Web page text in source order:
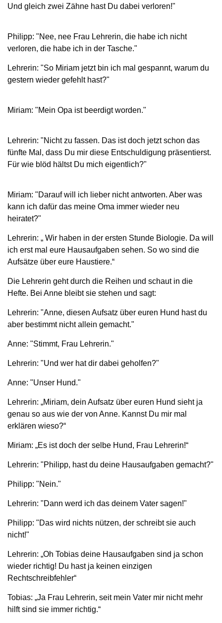
Und gleich zwei Zähne hast Du dabei verloren!"
Philipp: "Nee, nee Frau Lehrerin, die habe ich nicht
verloren, die habe ich in der Tasche."
Lehrerin: "So Miriam jetzt bin ich mal gespannt, warum du
gestern wieder gefehlt hast?"
Miriam: "Mein Opa ist beerdigt worden."
Lehrerin: "Nicht zu fassen. Das ist doch jetzt schon das
fünfte Mal, dass Du mir diese Entschuldigung präsentierst.
Für wie blöd hältst Du mich eigentlich?"
Miriam: "Darauf will ich lieber nicht antworten. Aber was
kann ich dafür das meine Oma immer wieder neu
heiratet?"
Lehrerin: „ Wir haben in der ersten Stunde Biologie. Da will
ich erst mal eure Hausaufgaben sehen. So wo sind die
Aufsätze über eure Haustiere.“
Die Lehrerin geht durch die Reihen und schaut in die
Hefte. Bei Anne bleibt sie stehen und sagt:
Lehrerin: "Anne, diesen Aufsatz über euren Hund hast du
aber bestimmt nicht allein gemacht."
Anne: "Stimmt, Frau Lehrerin."
Lehrerin: "Und wer hat dir dabei geholfen?"
Anne: "Unser Hund."
Lehrerin: „Miriam, dein Aufsatz über euren Hund sieht ja
genau so aus wie der von Anne. Kannst Du mir mal
erklären wieso?“
Miriam: „Es ist doch der selbe Hund, Frau Lehrerin!“
Lehrerin: "Philipp, hast du deine Hausaufgaben gemacht?"
Philipp: "Nein."
Lehrerin: "Dann werd ich das deinem Vater sagen!"
Philipp: "Das wird nichts nützen, der schreibt sie auch
nicht!"
Lehrerin: „Oh Tobias deine Hausaufgaben sind ja schon
wieder richtig! Du hast ja keinen einzigen
Rechtschreibfehler“
Tobias: „Ja Frau Lehrerin, seit mein Vater mir nicht mehr
hilft sind sie immer richtig.“